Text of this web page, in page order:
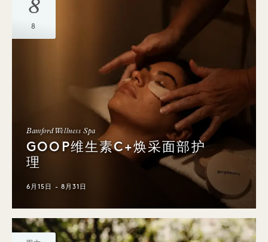
8
8
Bamford Wellness Spa
GOOP维生素C+焕采面部护
理
6月15日 - 8月31日